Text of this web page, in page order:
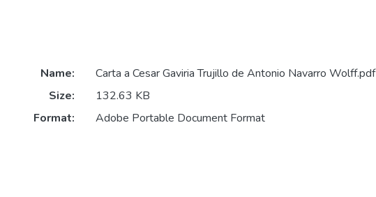
Name:
Carta a Cesar Gaviria Trujillo de Antonio Navarro Wolff.pdf
Size:
132.63 KB
Format:
Adobe Portable Document Format